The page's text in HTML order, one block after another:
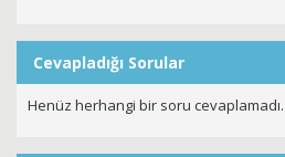
Cevapladığı Sorular
Henüz herhangi bir soru cevaplamadı.